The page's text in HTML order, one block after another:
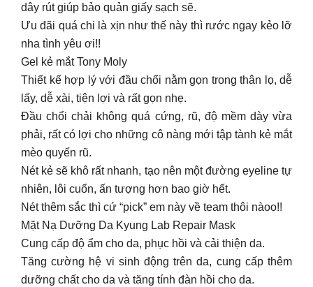
dây rút giúp bảo quản giấy sạch sẽ.
Ưu đãi quá chi là xịn như thế này thì rước ngay kẻo lỡ
nha tình yêu ơi!!
Gel kẻ mắt Tony Moly
Thiết kế hợp lý với đầu chổi nằm gọn trong thân lọ, dễ
lấy, dễ xài, tiện lợi và rất gọn nhẹ.
Đầu chổi chải không quá cứng, rũ, độ mềm dày vừa
phải, rất có lợi cho những cô nàng mới tập tành kẻ mắt
mèo quyến rũ.
Nét kẻ sẽ khô rất nhanh, tạo nên một đường eyeline tự
nhiên, lôi cuốn, ấn tượng hơn bao giờ hết.
Nét thêm sắc thì cứ “pick” em này về team thôi nàoo!!
Mặt Nạ Dưỡng Da Kyung Lab Repair Mask
Cung cấp độ ẩm cho da, phục hồi và cải thiện da.
Tăng cường hệ vi sinh động trên da, cung cấp thêm
dưỡng chất cho da và tăng tính đàn hồi cho da.